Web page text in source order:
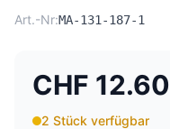
Art.-Nr:MA-131-187-1
CHF 12.60
2 Stück verfügbar